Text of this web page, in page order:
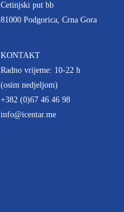
Cetinjski put bb
81000 Podgorica, Crna Gora
KONTAKT
Radno vrijeme: 10-22 h
(osim nedjeljom)
+382 (0)67 46 46 98
info@icentar.me